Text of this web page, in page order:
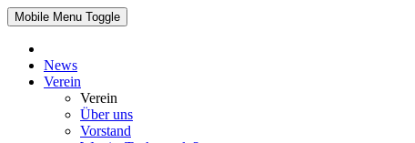
Mobile Menu Toggle
News
Verein
Verein
Über uns
Vorstand